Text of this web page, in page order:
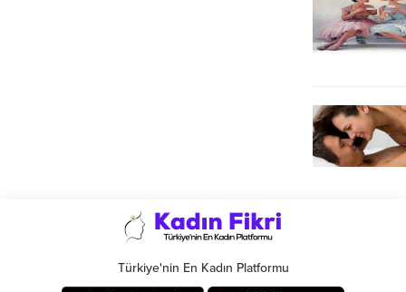
Türkiye'nin En Kadın Platformu